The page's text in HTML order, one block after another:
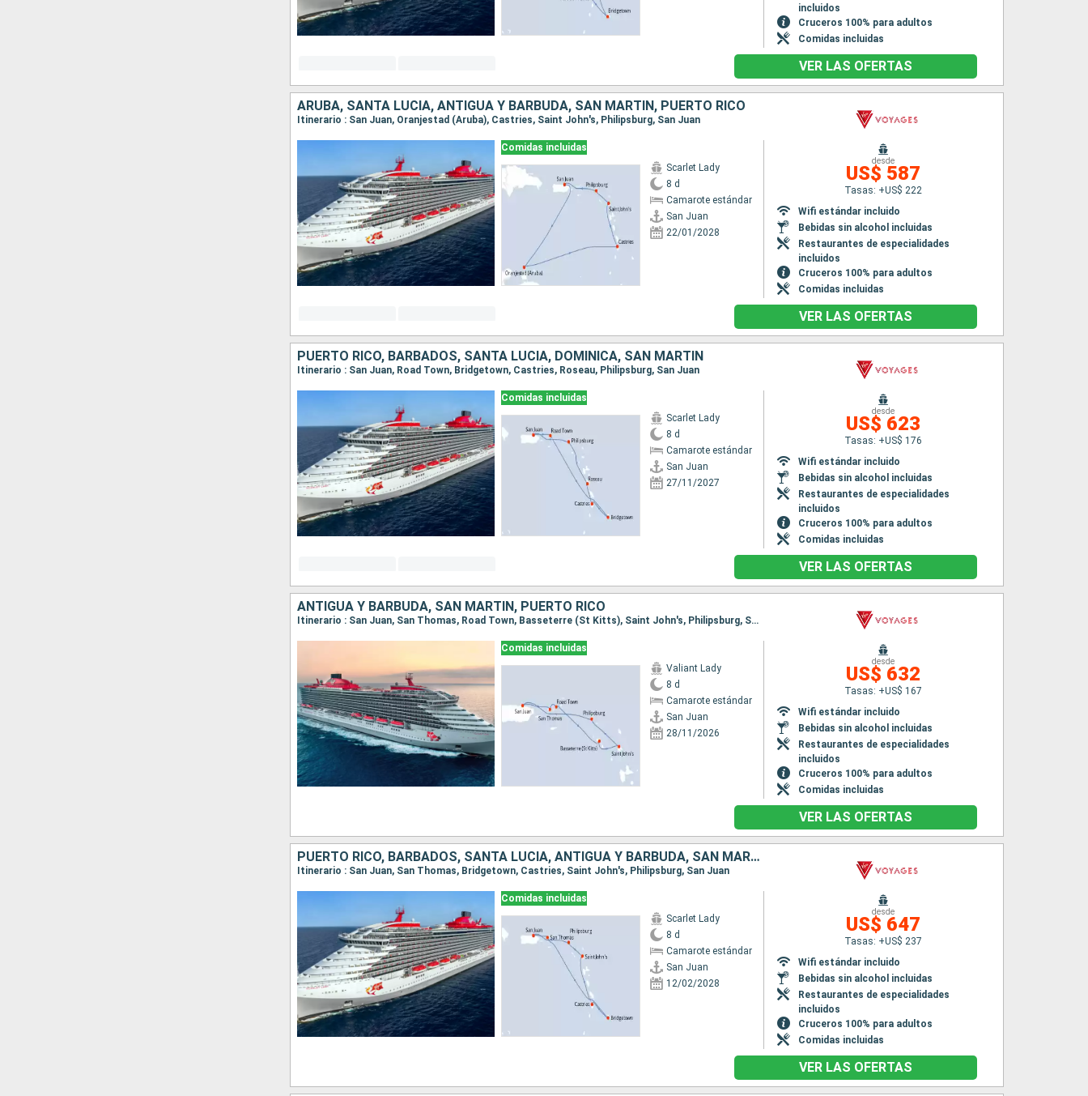
incluidos
Cruceros 100% para adultos
Comidas incluidas
VER LAS OFERTAS
ARUBA, SANTA LUCIA, ANTIGUA Y BARBUDA, SAN MARTÍN, PUERTO RICO
Itinerario : San Juan, Oranjestad (Aruba), Castries, Saint John's, Philipsburg, San Juan
Comidas incluidas
Scarlet Lady
8 d
Camarote estándar
San Juan
22/01/2028
desde
US$ 587
Tasas: +US$ 222
Wifi estándar incluido
Bebidas sin alcohol incluidas
Restaurantes de especialidades
incluidos
Cruceros 100% para adultos
Comidas incluidas
VER LAS OFERTAS
PUERTO RICO, BARBADOS, SANTA LUCIA, DOMINICA, SAN MARTÍN
Itinerario : San Juan, Road Town, Bridgetown, Castries, Roseau, Philipsburg, San Juan
Comidas incluidas
Scarlet Lady
8 d
Camarote estándar
San Juan
27/11/2027
desde
US$ 623
Tasas: +US$ 176
Wifi estándar incluido
Bebidas sin alcohol incluidas
Restaurantes de especialidades
incluidos
Cruceros 100% para adultos
Comidas incluidas
VER LAS OFERTAS
ANTIGUA Y BARBUDA, SAN MARTÍN, PUERTO RICO
Itinerario : San Juan, San Thomas, Road Town, Basseterre (St Kitts), Saint John's, Philipsburg, San Juan
Comidas incluidas
Valiant Lady
8 d
Camarote estándar
San Juan
28/11/2026
desde
US$ 632
Tasas: +US$ 167
Wifi estándar incluido
Bebidas sin alcohol incluidas
Restaurantes de especialidades
incluidos
Cruceros 100% para adultos
Comidas incluidas
VER LAS OFERTAS
PUERTO RICO, BARBADOS, SANTA LUCIA, ANTIGUA Y BARBUDA, SAN MARTÍN
Itinerario : San Juan, San Thomas, Bridgetown, Castries, Saint John's, Philipsburg, San Juan
Comidas incluidas
Scarlet Lady
8 d
Camarote estándar
San Juan
12/02/2028
desde
US$ 647
Tasas: +US$ 237
Wifi estándar incluido
Bebidas sin alcohol incluidas
Restaurantes de especialidades
incluidos
Cruceros 100% para adultos
Comidas incluidas
VER LAS OFERTAS